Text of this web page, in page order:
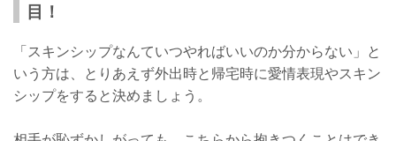
目！
「スキンシップなんていつやればいいのか分からない」と
いう方は、とりあえず外出時と帰宅時に愛情表現やスキン
シップをすると決めましょう。